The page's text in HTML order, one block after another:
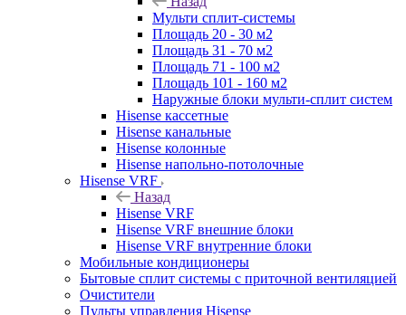
Мульти сплит-системы
Площадь 20 - 30 м2
Площадь 31 - 70 м2
Площадь 71 - 100 м2
Площадь 101 - 160 м2
Наружные блоки мульти-сплит систем
Hisense кассетные
Hisense канальные
Hisense колонные
Hisense напольно-потолочные
Hisense VRF
Назад
Hisense VRF
Hisense VRF внешние блоки
Hisense VRF внутренние блоки
Мобильные кондиционеры
Бытовые сплит системы с приточной вентиляцией
Очистители
Пульты управления Hisense